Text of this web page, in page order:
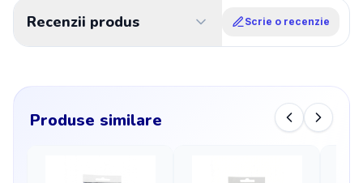
Recenzii produs Scrie o recenzie
Produse similare